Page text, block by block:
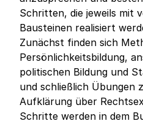
Schritten, die jeweils mit
Bausteinen realisiert
Zunächst finden sich
Persönlichkeitsbildung,
politischen Bildung und
und schließlich Übungen
Aufklärung über
Schritte werden in dem